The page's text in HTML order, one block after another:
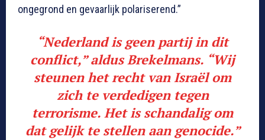
ongegrond en gevaarlijk polariserend.”
“Nederland is geen partij in dit
conflict,” aldus Brekelmans. “Wij
steunen het recht van Israël om
zich te verdedigen tegen
terrorisme. Het is schandalig om
dat gelijk te stellen aan genocide.”